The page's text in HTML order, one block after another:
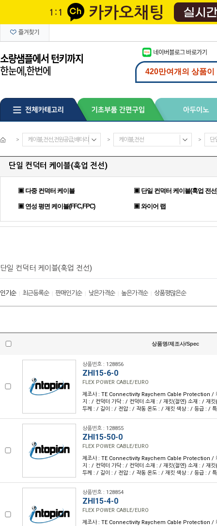
> 케이블,전선,전원공급,배터리 > 케이블,전선 > 단
단일 컨덕터 케이블(훅업 전선)
▣ 다중 컨덕터 케이블 ▣ 단일 컨덕터 케이블(훅업 전
▣ 연성 평면 케이블(FFC,FPC) ▣ 와이어 랩
단일 컨덕터 케이블(훅업 전선)
인기순| 최근등록순| 판매인기순| 낮은가격순| 높은가격순| 상품평많은순
상품명/제조사/Spec
상품번호 : 128856
ZHI15-6-0
FLEX POWER CABLE/EURO
제조사 : TE Connectivity Raychem Cable Protection /
지 : / 컨덕터 가닥 : / 컨덕터 소재 : / 재킷(절연) 소재 : / 재
두께 : / 길이 : / 전압 : / 작동 온도 : / 재킷 색상 : / 등급 : /
상품번호 : 128855
ZHI15-50-0
FLEX POWER CABLE/EURO
제조사 : TE Connectivity Raychem Cable Protection /
지 : / 컨덕터 가닥 : / 컨덕터 소재 : / 재킷(절연) 소재 : / 재
두께 : / 길이 : / 전압 : / 작동 온도 : / 재킷 색상 : / 등급 : /
상품번호 : 128854
ZHI15-4-0
FLEX POWER CABLE/EURO
제조사 : TE Connectivity Raychem Cable Protection /